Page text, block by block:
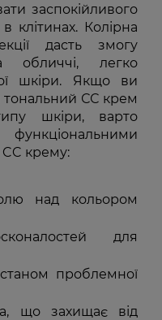
заспокійливого
клітинах. Колірна
дасть змогу
обличчі, легко
шкіри. Якщо ви
тональний СС крем
шкіри, варто
крему:
над кольором
для
проблемної
що захищає від